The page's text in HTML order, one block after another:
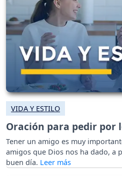
VIDA Y ESTILO
Oración para pedir por
Tener un amigo es muy
amigos que Dios nos ha dado, a
buen día.